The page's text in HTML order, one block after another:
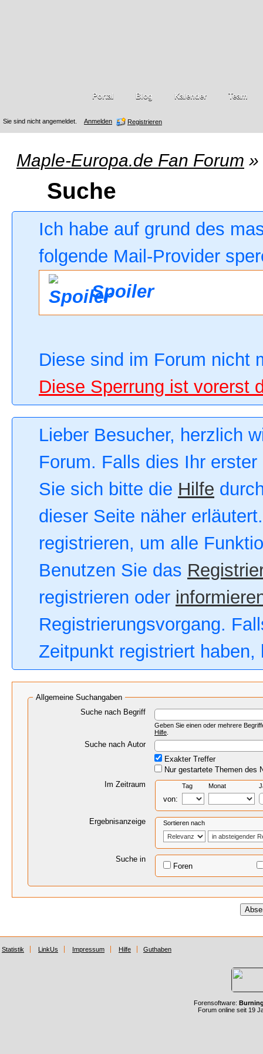
Sie sind nicht angemeldet. Anmelden Registrieren
Portal Blog Kalender Team
Maple-Europa.de Fan Forum »
Suche
Ich habe auf grund des
folgende Mail-Provider
Spoiler
Diese sind im Forum nicht
Diese Sperrung ist vorerst
Lieber Besucher, herzlich
Forum. Falls dies Ihr
Sie sich bitte die Hilfe
dieser Seite näher
registrieren, um alle
Benutzen Sie das
registrieren oder
Registrierungsvorgang.
Zeitpunkt registriert
Allgemeine Suchangaben
Suche nach Begriff
Geben Sie einen oder mehrere
Hilfe
Suche nach Autor
Exakter Treffer
Nur gestartete Themen des
Im Zeitraum
von:
Tag Monat
Ergebnisanzeige Sortieren nach
Suche in
Foren
Statistik LinkUs Impressum Hilfe Guthaben
Forensoftware:
Forum online seit 19